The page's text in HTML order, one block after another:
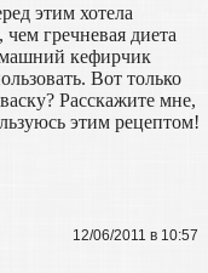
этим хотела
гречневая диета
кефирчик
Вот только
Расскажите мне,
этим рецептом!
12/06/2011 в 10:57